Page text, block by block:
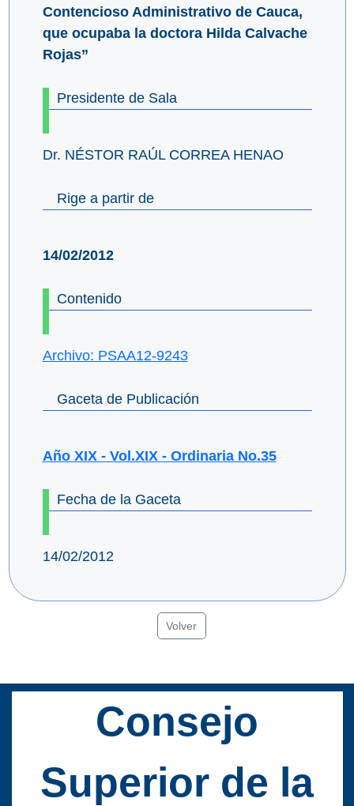
Contencioso Administrativo de Cauca,
que ocupaba la doctora Hilda Calvache
Rojas”
Presidente de Sala
Dr. NÉSTOR RAÚL CORREA HENAO
Rige a partir de
14/02/2012
Contenido
Archivo: PSAA12-9243
Gaceta de Publicación
Año XIX - Vol.XIX - Ordinaria No.35
Fecha de la Gaceta
14/02/2012
Volver
Consejo
Superior de la